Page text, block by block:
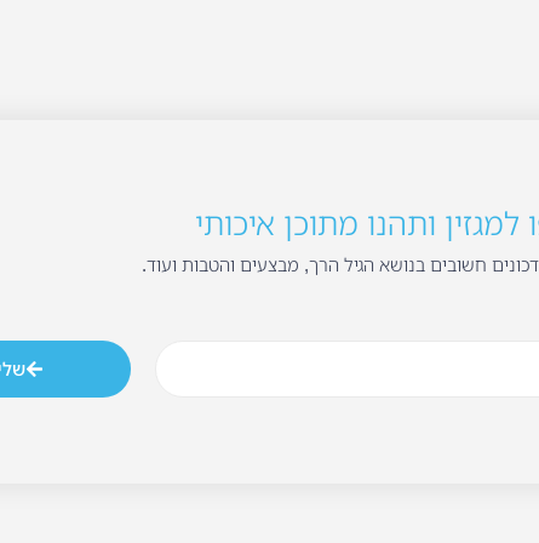
ותהנו מתוכן איכותי
חשובים בנושא הגיל הרך, מבצעים והטבות ועוד.